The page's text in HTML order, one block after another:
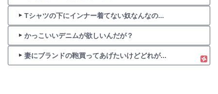
Tシャツの下にインナー着てない奴なんなの...
かっこいいデニムが欲しいんだが？
妻にブランドの鞄買ってあげたいけどどれが...